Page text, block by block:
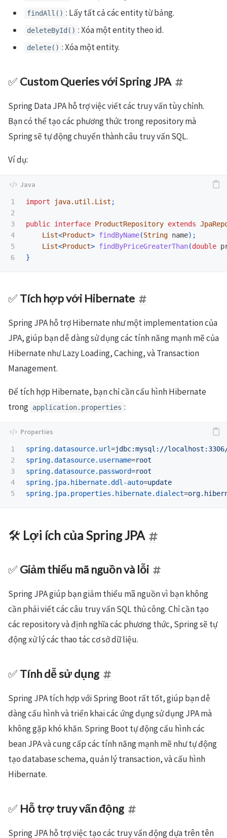
findAll() : Lấy tất cả các entity từ bảng.
deleteById() : Xóa một entity theo id.
delete() : Xóa một entity.
✅ Custom Queries với Spring JPA
Spring Data JPA hỗ trợ việc viết các truy vấn tùy chỉnh.
Bạn có thể tạo các phương thức trong repository mà
Spring sẽ tự động chuyển thành câu truy vấn SQL.
Ví dụ:
1
2
3
4
5
import java.util.List ;
public interface ProductRepository extends
List<Product> findByName(String name);
List<Product> findByPriceGreaterThan(double
}
✅ Tích hợp với Hibernate
Spring JPA hỗ trợ Hibernate như một implementation của
JPA, giúp bạn dễ dàng sử dụng các tính năng mạnh mẽ của
Hibernate như Lazy Loading, Caching, và Transaction
Management.
Để tích hợp Hibernate, bạn chỉ cần cấu hình Hibernate
trong application.properties :
1
2
3
4
spring.datasource.url=jdbc:mysql://localhost:3306/
spring.datasource.username=root
spring.datasource.password=root
spring.jpa.hibernate.ddl-auto=update
spring.jpa.properties.hibernate.dialect=
🛠️ Lợi ích của Spring JPA
✅ Giảm thiểu mã nguồn và lỗi
Spring JPA giúp bạn giảm thiểu mã nguồn vì bạn không
cần phải viết các câu truy vấn SQL thủ công. Chỉ cần tạo
các repository và định nghĩa các phương thức, Spring sẽ tự
động xử lý các thao tác cơ sở dữ liệu.
✅ Tính dễ sử dụng
Spring JPA tích hợp với Spring Boot rất tốt, giúp bạn dễ
dàng cấu hình và triển khai các ứng dụng sử dụng JPA mà
không gặp khó khăn. Spring Boot tự động cấu hình các
bean JPA và cung cấp các tính năng mạnh mẽ như tự động
tạo database schema, quản lý transaction, và cấu hình
Hibernate.
✅ Hỗ trợ truy vấn động
Spring JPA hỗ trợ việc tạo các truy vấn động dựa trên tên